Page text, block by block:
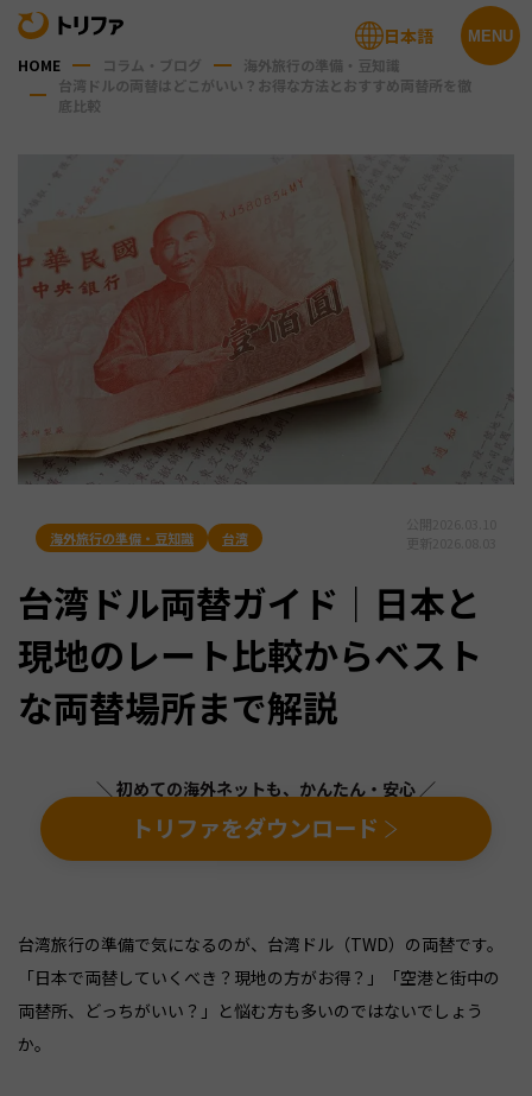
MENU
日本語
HOME コラム・ブログ
海外旅行の準備・豆知識
台湾ドルの両替はどこがいい？お得な方法とおすすめ両替所を徹
底比較
海外旅行の準備・豆知識 台湾
台湾ドル両替ガイド｜日本と
現地のレート比較からベスト
な両替場所まで解説
＼ 初めての海外ネットも、かんたん・安心 ／
トリファをダウンロード
台湾旅行の準備で気になるのが、台湾ドル（TWD）の両替です。
「日本で両替していくべき？現地の方がお得？」「空港と街中の
両替所、どっちがいい？」と悩む方も多いのではないでしょう
か。